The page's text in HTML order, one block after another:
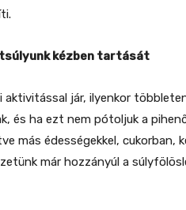
kézben tartását
jár, ilyenkor
és ha ezt nem pótoljuk a
más édességekkel, cukorban,
már hozzányúl a